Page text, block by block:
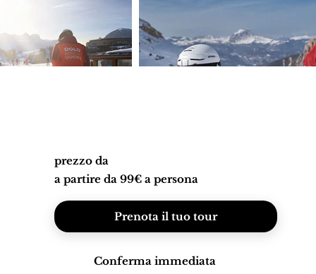
prezzo da
a partire da 99€ a persona
Prenota il tuo tour
Conferma immediata